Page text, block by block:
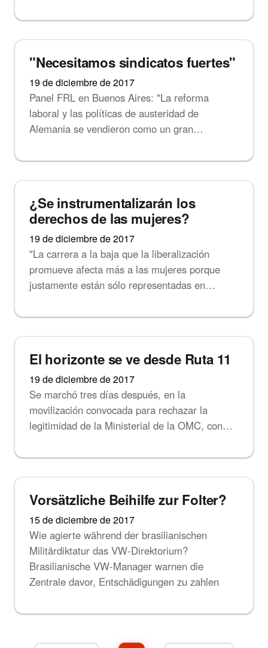
Noticias
"Necesitamos sindicatos fuertes"
19 de diciembre de 2017
Panel FRL en Buenos Aires: "La reforma
laboral y las políticas de austeridad de
Alemania se vendieron como un gran…
Noticias
¿Se instrumentalizarán los
derechos de las mujeres?
19 de diciembre de 2017
"La carrera a la baja que la liberalización
promueve afecta más a las mujeres porque
justamente están sólo representadas en…
Noticias
El horizonte se ve desde Ruta 11
19 de diciembre de 2017
Se marchó tres días después, en la
movilización convocada para rechazar la
legitimidad de la Ministerial de la OMC, con…
Noticias
Vorsätzliche Beihilfe zur Folter?
15 de diciembre de 2017
Wie agierte während der brasilianischen
Militärdiktatur das VW-Direktorium?
Brasilianische VW-Manager warnen die
Zentrale davor, Entschädigungen zu zahlen